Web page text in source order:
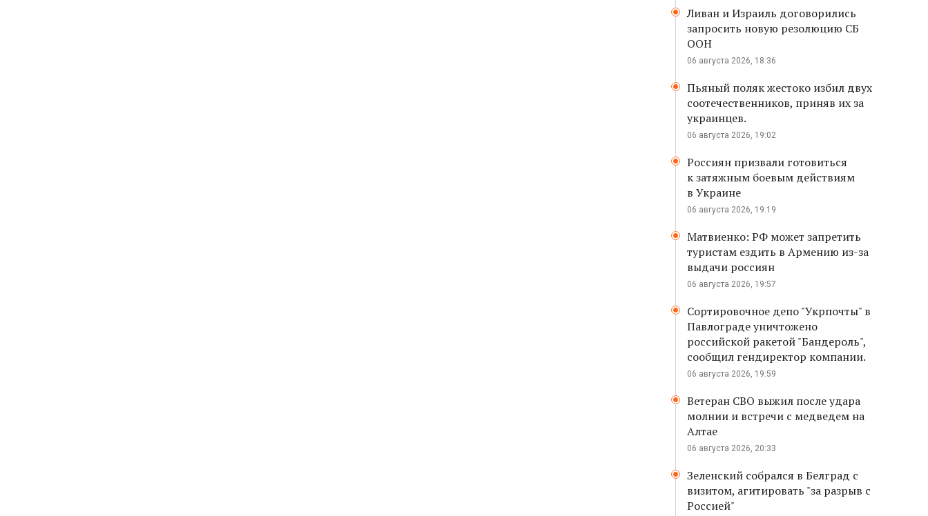
Ливан и Израиль договорились
запросить новую резолюцию СБ
ООН
06 августа 2026, 18:36
Пьяный поляк жестоко избил двух
соотечественников, приняв их за
украинцев.
06 августа 2026, 19:02
Россиян призвали готовиться
к затяжным боевым действиям
в Украине
06 августа 2026, 19:19
Матвиенко: РФ может запретить
туристам ездить в Армению из-за
выдачи россиян
06 августа 2026, 19:57
Сортировочное депо "Укрпочты" в
Павлограде уничтожено
российской ракетой "Бандероль",
сообщил гендиректор компании.
06 августа 2026, 19:59
Ветеран СВО выжил после удара
молнии и встречи с медведем на
Алтае
06 августа 2026, 20:33
Зеленский собрался в Белград с
визитом, агитировать "за разрыв с
Россией"